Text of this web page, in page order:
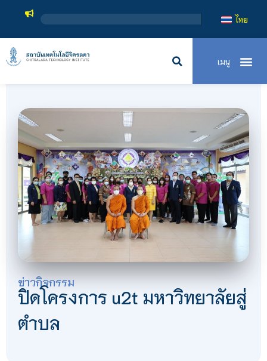
สถาบันเทคโนโลยีจิตรลดา เป็นสถา
ไทย
ข่าวกิจกรรม
ปิดโครงการ u2t มหาวิทยาลัยสู่
ตําบล